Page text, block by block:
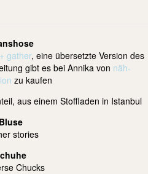
gather, eine übersetzte Version des
gibt es bei Annika von näh-
zu kaufen
aus einem Stoffladen in Istanbul
Bluse
stories
Chucks